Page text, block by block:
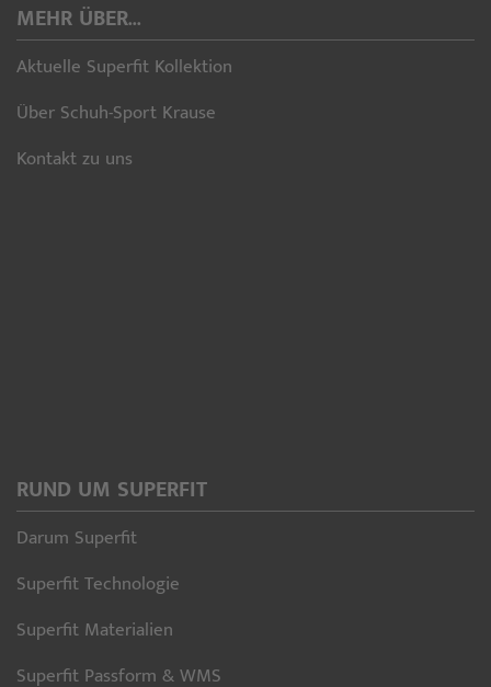
MEHR ÜBER...
Aktuelle Superfit Kollektion
Über Schuh-Sport Krause
Kontakt zu uns
RUND UM SUPERFIT
Darum Superfit
Superfit Technologie
Superfit Materialien
Superfit Passform & WMS